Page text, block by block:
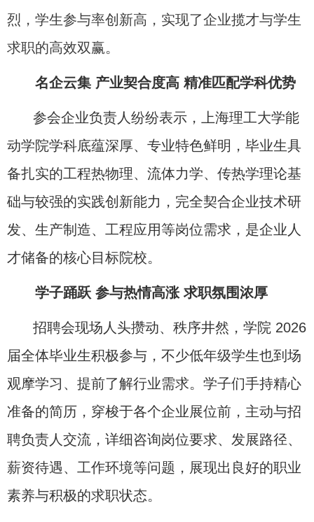
烈，学生参与率创新高，实现了企业揽才与学生
求职的高效双赢。
名企云集 产业契合度高 精准匹配学科优势
参会企业负责人纷纷表示，上海理工大学能
动学院学科底蕴深厚、专业特色鲜明，毕业生具
备扎实的工程热物理、流体力学、传热学理论基
础与较强的实践创新能力，完全契合企业技术研
发、生产制造、工程应用等岗位需求，是企业人
才储备的核心目标院校。
学子踊跃 参与热情高涨 求职氛围浓厚
招聘会现场人头攒动、秩序井然，学院 2026
届全体毕业生积极参与，不少低年级学生也到场
观摩学习、提前了解行业需求。学子们手持精心
准备的简历，穿梭于各个企业展位前，主动与招
聘负责人交流，详细咨询岗位要求、发展路径、
薪资待遇、工作环境等问题，展现出良好的职业
素养与积极的求职状态。